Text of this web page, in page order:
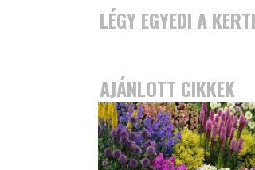
LÉGY EGYEDI A
AJÁNLOTT CIKKEK